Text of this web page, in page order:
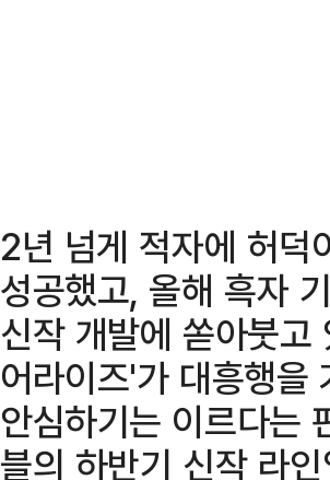
2년 넘게 적자에 허덕
성공했고, 올해 흑자
신작 개발에 쏟아붓
어라이즈'가 대흥행을
안심하기는 이르다는
블의 하반기 신작 라